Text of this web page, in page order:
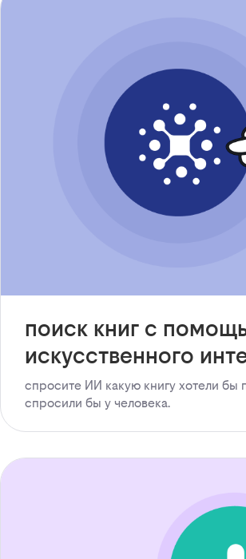
поиск книг с
искусственного
спросите ИИ какую книгу хотели бы
спросили бы у человека.